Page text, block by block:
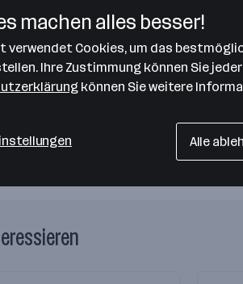
machen alles besser!
verwendet Cookies, um das
Ihre Zustimmung können Sie
können Sie weitere
Alle